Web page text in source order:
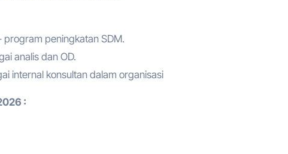
peningkatan SDM.
analis dan OD.
internal konsultan dalam organisasi
: